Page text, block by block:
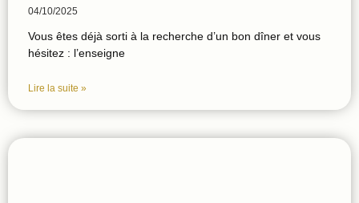
04/10/2025
Vous êtes déjà sorti à la recherche d’un bon dîner et vous
hésitez : l’enseigne
Lire la suite »